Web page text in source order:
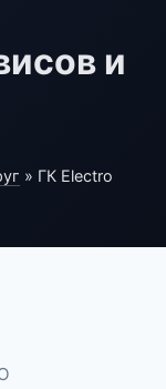
и
» ГК Electro